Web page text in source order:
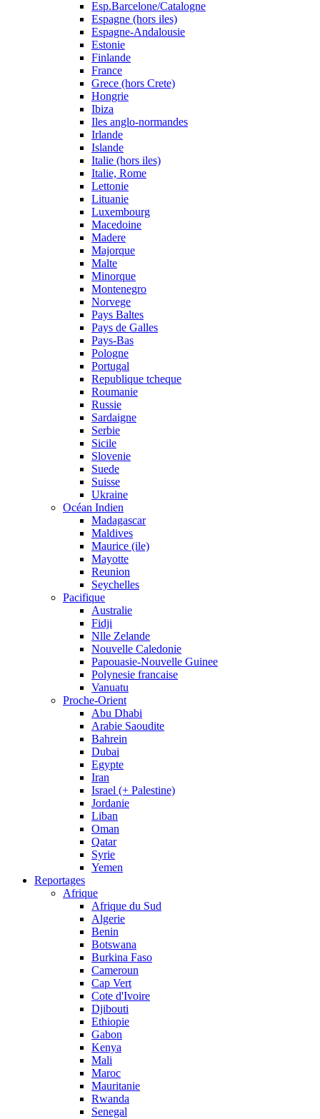
Esp.Barcelone/Catalogne
Espagne (hors iles)
Espagne-Andalousie
Estonie
Finlande
France
Grece (hors Crete)
Hongrie
Ibiza
Iles anglo-normandes
Irlande
Islande
Italie (hors iles)
Italie, Rome
Lettonie
Lituanie
Luxembourg
Macedoine
Madere
Majorque
Malte
Minorque
Montenegro
Norvege
Pays Baltes
Pays de Galles
Pays-Bas
Pologne
Portugal
Republique tcheque
Roumanie
Russie
Sardaigne
Serbie
Sicile
Slovenie
Suede
Suisse
Ukraine
Océan Indien
Madagascar
Maldives
Maurice (ile)
Mayotte
Reunion
Seychelles
Pacifique
Australie
Fidji
Nlle Zelande
Nouvelle Caledonie
Papouasie-Nouvelle Guinee
Polynesie francaise
Vanuatu
Proche-Orient
Abu Dhabi
Arabie Saoudite
Bahrein
Dubai
Egypte
Iran
Israel (+ Palestine)
Jordanie
Liban
Oman
Qatar
Syrie
Yemen
Reportages
Afrique
Afrique du Sud
Algerie
Benin
Botswana
Burkina Faso
Cameroun
Cap Vert
Cote d'Ivoire
Djibouti
Ethiopie
Gabon
Kenya
Mali
Maroc
Mauritanie
Rwanda
Senegal